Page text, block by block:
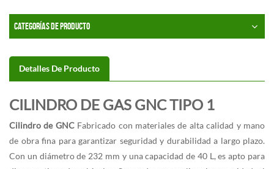
CATEGORÍAS DE PRODUCTO
Detalles De Producto
CILINDRO DE GAS GNC TIPO 1
说：
Cilindro de GNCFabricado con materiales de alta calidad y mano
de obra fina para garantizar seguridad y durabilidad a largo plazo.
Con un diámetro de 232 mm y una capacidad de 40 L, es apto para